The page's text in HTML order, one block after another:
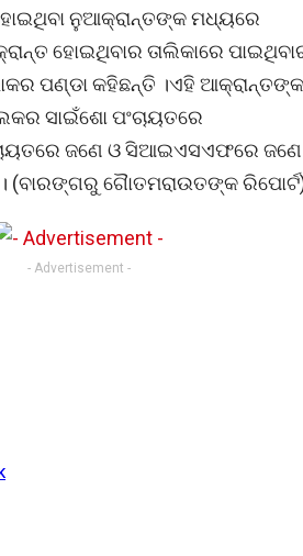
ନୁଆକ୍ରାନ୍ତଙ୍କ ମଧ୍ୟରେ
ହୋଇଥିବାର ତାଲିକାରେ
ପଣ୍ଡା କହିଛନ୍ତି ।ଏହି ଆକ୍ରାନ୍ତଙ୍କ
ସାଇଁଶୋ ପଂଚାୟତରେ
ଜଣେ ଓ ସିଆଇଏସଏଫରେ ଜଣେ
(ବାରଙ୍ଗରୁ ଗୈାତମରାଉତଙ୍କ
- Advertisement -